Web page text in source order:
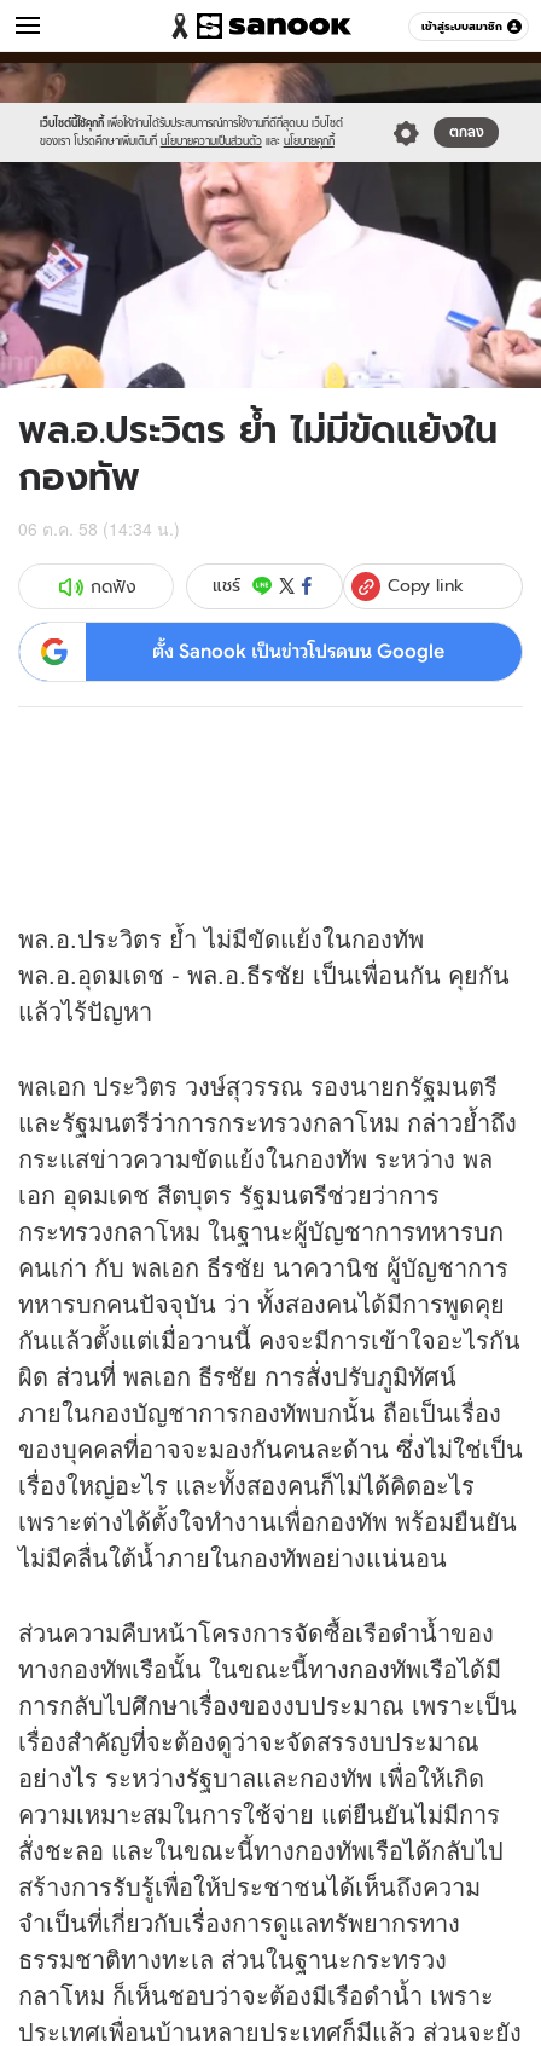
เข้าสู่ระบบสมาชิก
ข่าว หมวดอื่นๆ
เว็บไซต์นี้ใช้คุกกี้ เพื่อให้ท่านได้รับประสบการณ์การใช้งานที่ดีที่สุดบน เว็บไซต์
ของเรา โปรดศึกษาเพิ่มเติมที่ นโยบายความเป็นส่วนตัว และ นโยบายคุกกี้
ตกลง
Sanook
//s.isanook.com/sr/0/images/logo-
new-
sanook.png
600
60
//s.isanook.com/ns/0/ud/375/1877646/650594-
01.jpg
พล.อ.ประวิตร ย้ำ ไม่มีขัดแย้งใน
กองทัพ
06 ต.ค. 58 (14:34 น.)
กดฟัง แชร์ Copy link
ตั้ง Sanook เป็นข่าวโปรดบน Google
พล.อ.ประวิตร ย้ำ ไม่มีขัดแย้งในกองทัพ
พล.อ.อุดมเดช - พล.อ.ธีรชัย เป็นเพื่อนกัน คุยกัน
แล้วไร้ปัญหา
พลเอก ประวิตร วงษ์สุวรรณ รองนายกรัฐมนตรี
และรัฐมนตรีว่าการกระทรวงกลาโหม กล่าวย้ำถึง
กระแสข่าวความขัดแย้งในกองทัพ ระหว่าง พล
เอก อุดมเดช สีตบุตร รัฐมนตรีช่วยว่าการ
กระทรวงกลาโหม ในฐานะผู้บัญชาการทหารบก
คนเก่า กับ พลเอก ธีรชัย นาควานิช ผู้บัญชาการ
ทหารบกคนปัจจุบัน ว่า ทั้งสองคนได้มีการพูดคุย
กันแล้วตั้งแต่เมื่อวานนี้ คงจะมีการเข้าใจอะไรกัน
ผิด ส่วนที่ พลเอก ธีรชัย การสั่งปรับภูมิทัศน์
ภายในกองบัญชาการกองทัพบกนั้น ถือเป็นเรื่อง
ของบุคคลที่อาจจะมองกันคนละด้าน ซึ่งไม่ใช่เป็น
เรื่องใหญ่อะไร และทั้งสองคนก็ไม่ได้คิดอะไร
เพราะต่างได้ตั้งใจทำงานเพื่อกองทัพ พร้อมยืนยัน
ไม่มีคลื่นใต้น้ำภายในกองทัพอย่างแน่นอน
ส่วนความคืบหน้าโครงการจัดซื้อเรือดำน้ำของ
ทางกองทัพเรือนั้น ในขณะนี้ทางกองทัพเรือได้มี
การกลับไปศึกษาเรื่องของงบประมาณ เพราะเป็น
เรื่องสำคัญที่จะต้องดูว่าจะจัดสรรงบประมาณ
อย่างไร ระหว่างรัฐบาลและกองทัพ เพื่อให้เกิด
ความเหมาะสมในการใช้จ่าย แต่ยืนยันไม่มีการ
สั่งชะลอ และในขณะนี้ทางกองทัพเรือได้กลับไป
สร้างการรับรู้เพื่อให้ประชาชนได้เห็นถึงความ
จำเป็นที่เกี่ยวกับเรื่องการดูแลทรัพยากรทาง
ธรรมชาติทางทะเล ส่วนในฐานะกระทรวง
กลาโหม ก็เห็นชอบว่าจะต้องมีเรือดำน้ำ เพราะ
ประเทศเพื่อนบ้านหลายประเทศก็มีแล้ว ส่วนจะยัง